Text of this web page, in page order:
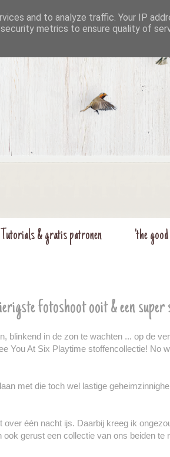
Tutorials & gratis patronen 'the
fotoshoot ooit & een super
blinkend in de zon te wachten ... op de
You At Six Playtime stoffencollectie! No
met die toch wel lastige
één nacht ijs. Daarbij kreeg ik
gerust een collectie van ons beiden te
and to analyze traffic. Your IP
metrics to ensure quality of